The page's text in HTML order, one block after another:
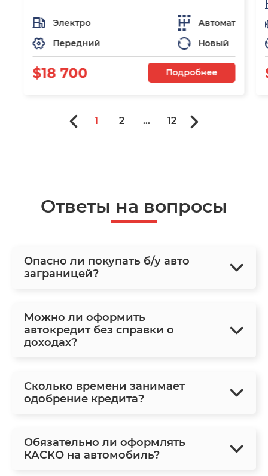
Электро
Автомат
Передний
Новый
$18 700 Подробнее
1 2 ... 12
Ответы на вопросы
Опасно ли покупать б/у авто
заграницей?
Можно ли оформить
автокредит без справки о
доходах?
Сколько времени занимает
одобрение кредита?
Обязательно ли оформлять
КАСКО на автомобиль?